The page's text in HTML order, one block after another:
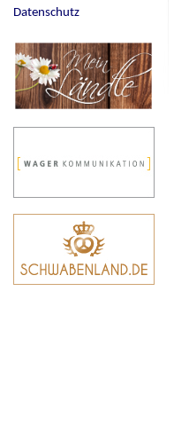
Datenschutz